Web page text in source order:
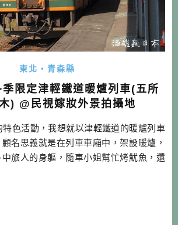
東北・青森縣
限定津輕鐵道暖爐列車(五所
) @民視嫁妝外景拍攝地
色活動，我想就以津輕鐵道的暖爐列車
名思義就是在列車車廂中，架設暖爐，
旅人的身軀，隨車小姐幫忙烤魷魚，還
很方便吃，且小姐不時還會跟旅人聊聊